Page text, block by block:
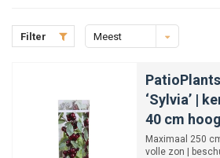
Filter
Meest
‘Sylvia’ |
40 cm
Maximaal 250
volle zon |